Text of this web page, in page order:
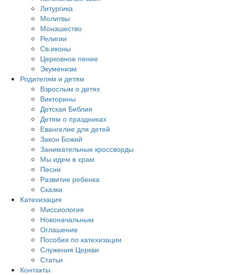
Литургика
Молитвы
Монашество
Религии
Св.иконы
Церковное пение
Экуменизм
Родителям и детям
Взрослым о детях
Викторины
Детская Библия
Детям о праздниках
Евангелие для детей
Закон Божий
Занимательные кроссворды
Мы идем в храм
Песни
Развитие ребенка
Сказки
Катехизация
Миссиология
Новоначальным
Оглашение
Пособия по катехизации
Служения Церкви
Статьи
Контакты